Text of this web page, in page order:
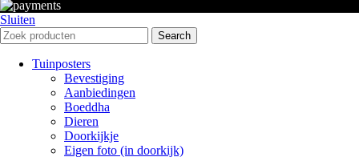
Sluiten
Search
Tuinposters
Bevestiging
Aanbiedingen
Boeddha
Dieren
Doorkijkje
Eigen foto (in doorkijk)